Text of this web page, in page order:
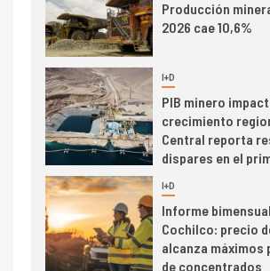
crecimiento
Central reporta
4 I+D
Informe
Cochilco: precio
alcanza máximos
de concentrados
5 I+D
Estudio revela
del cobre y
se relacionan en
mineras